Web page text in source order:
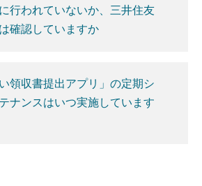
行われていないか、三井住友
確認していますか
領収書提出アプリ」の定期シ
ナンスはいつ実施しています